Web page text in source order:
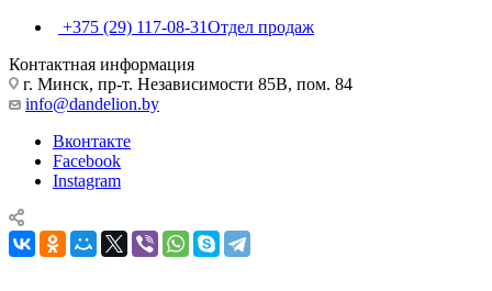
+375 (29) 117-08-31Отдел продаж
Контактная информация
г. Минск, пр-т. Независимости 85В, пом. 84
info@dandelion.by
Вконтакте
Facebook
Instagram